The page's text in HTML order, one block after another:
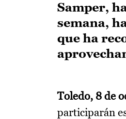
Samper,
semana,
que ha
Toledo, 8 de
participarán